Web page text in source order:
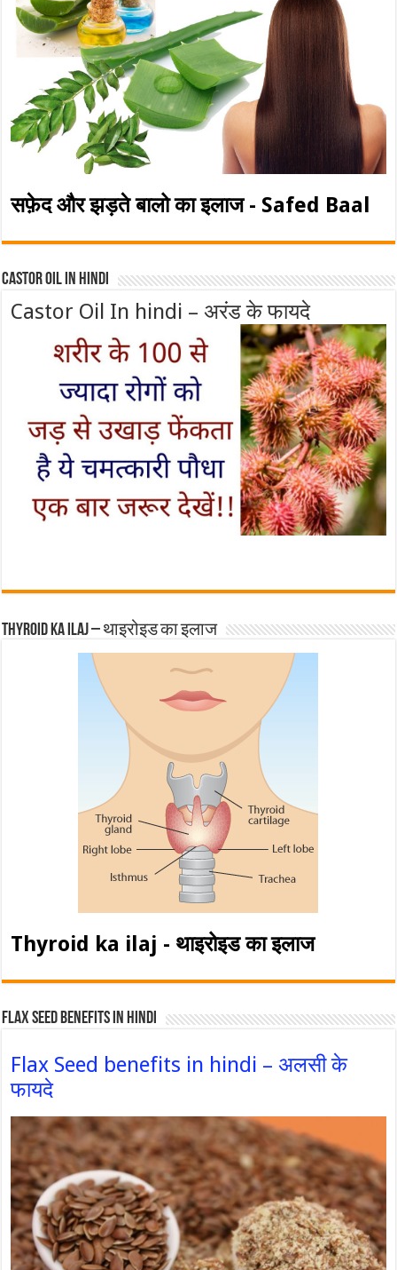
सफ़ेद और झड़ते बालो का इलाज - Safed Baal
Castor Oil In Hindi
Castor Oil In hindi – अरंड के फायदे
Thyroid ka ilaj – थाइरोइड का इलाज
Thyroid ka ilaj - थाइरोइड का इलाज
Flax Seed Benefits in hindi
Flax Seed benefits in hindi – अलसी के
फायदे